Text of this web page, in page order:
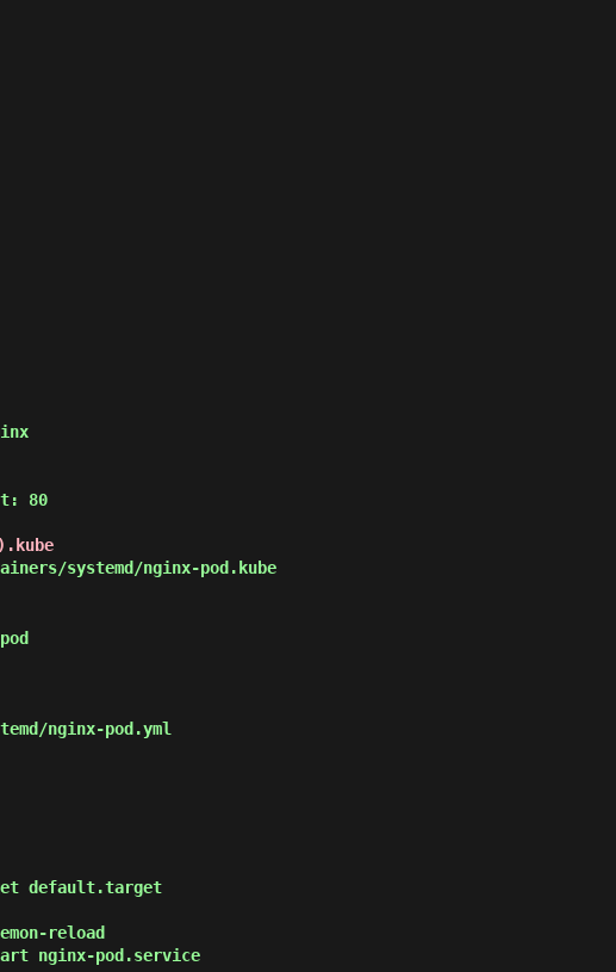
systemd/nginx-pod.kube
nginx-pod.yml
default.target
reload
nginx-pod.service